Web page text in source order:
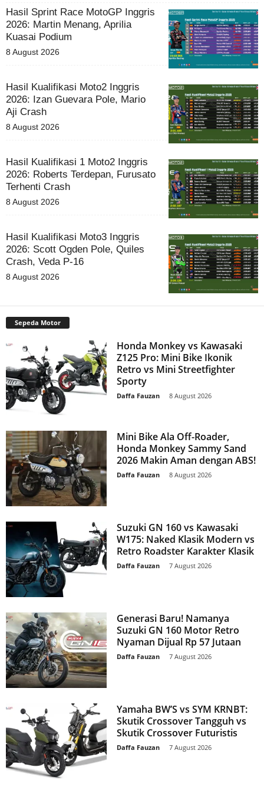
Hasil Sprint Race MotoGP Inggris
2026: Martin Menang, Aprilia
Kuasai Podium
8 August 2026
Hasil Kualifikasi Moto2 Inggris
2026: Izan Guevara Pole, Mario
Aji Crash
8 August 2026
Hasil Kualifikasi 1 Moto2 Inggris
2026: Roberts Terdepan, Furusato
Terhenti Crash
8 August 2026
Hasil Kualifikasi Moto3 Inggris
2026: Scott Ogden Pole, Quiles
Crash, Veda P-16
8 August 2026
Sepeda Motor
Honda Monkey vs Kawasaki
Z125 Pro: Mini Bike Ikonik
Retro vs Mini Streetfighter
Sporty
Daffa Fauzan 8 August 2026
Mini Bike Ala Off-Roader,
Honda Monkey Sammy Sand
2026 Makin Aman dengan ABS!
Daffa Fauzan 8 August 2026
Suzuki GN 160 vs Kawasaki
W175: Naked Klasik Modern vs
Retro Roadster Karakter Klasik
Daffa Fauzan 7 August 2026
Generasi Baru! Namanya
Suzuki GN 160 Motor Retro
Nyaman Dijual Rp 57 Jutaan
Daffa Fauzan 7 August 2026
Yamaha BW’S vs SYM KRNBT:
Skutik Crossover Tangguh vs
Skutik Crossover Futuristis
Daffa Fauzan 7 August 2026